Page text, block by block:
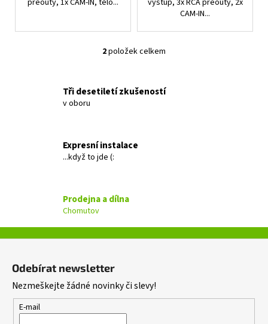
preouty, 1x CAM-IN, tělo...
výstup, 3x RCA preouty, 2x
CAM-IN...
O
l
á
í
v
ý
s
2položek celkem
Tři desetiletí zkušeností
v oboru
Expresní instalace
...když to jde (:
Prodejna a dílna
Chomutov
Odebírat newsletter
Nezmeškejte žádné novinky či slevy!
E-mail